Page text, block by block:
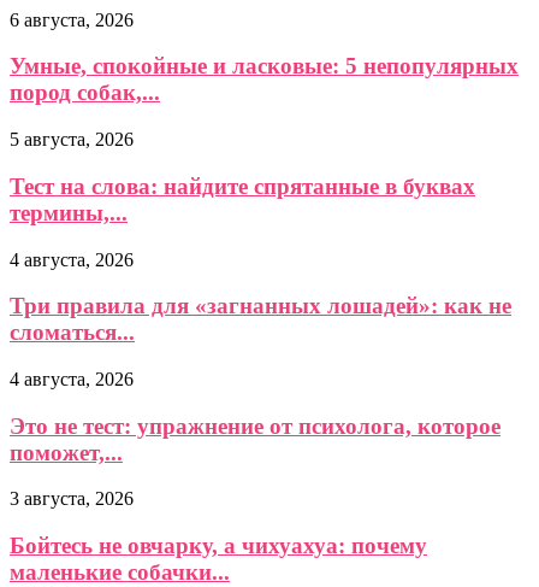
6 августа, 2026
Умные, спокойные и ласковые: 5 непопулярных
пород собак,...
5 августа, 2026
Тест на слова: найдите спрятанные в буквах
термины,...
4 августа, 2026
Три правила для «загнанных лошадей»: как не
сломаться...
4 августа, 2026
Это не тест: упражнение от психолога, которое
поможет,...
3 августа, 2026
Бойтесь не овчарку, а чихуахуа: почему
маленькие собачки...